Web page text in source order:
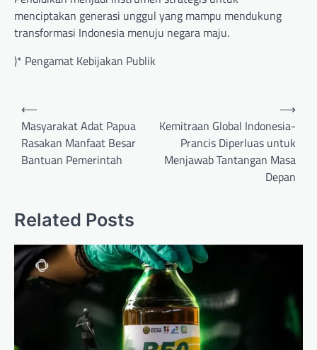
menciptakan generasi unggul yang mampu mendukung
transformasi Indonesia menuju negara maju.
)* Pengamat Kebijakan Publik
Post
navigation
⟵
Masyarakat Adat Papua
Rasakan Manfaat Besar
Bantuan Pemerintah
Kemitraan Global Indonesia-
Prancis Diperluas untuk
Menjawab Tantangan Masa
Depan
⟶
Related Posts